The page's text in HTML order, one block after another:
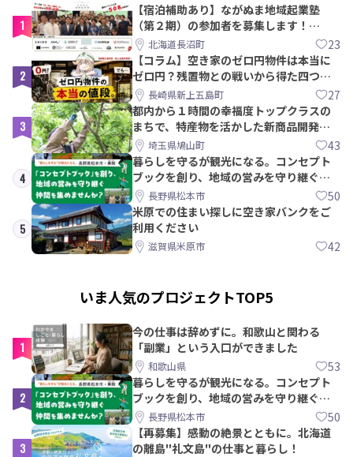
1
【宿泊補助あり】ながぬま地域起業塾
（第２期）の参加者を募集します！
【8/21〆】
北海道長沼町 23
2
【コラム】空き家のゼロ円物件は本当に
ゼロ円？残置物との戦いから得た四つの
教訓｜新上五島町
長崎県新上五島町 27
3
都内から１時間の幸福度トップクラスの
まちで、特産物を活かした新商品開発＆
PRメンバー募集！
埼玉県鳩山町 43
4
暮らしを守るが観光になる。コンセプト
ブックを創り、地域の営みを守り継ぐ仲
間を集めませんか？
長野県松本市 50
5
米原での住まい探しに空き家バンクをご
利用ください
滋賀県米原市 42
いま人気のプロジェクトTOP5
1
今の仕事は辞めずに。和歌山と関わる
「副業」という入口ができました
和歌山県 53
2
暮らしを守るが観光になる。コンセプト
ブックを創り、地域の営みを守り継ぐ仲
間を集めませんか？
長野県松本市 50
3
【再募集】感動の絶景とともに。北海道
の離島"礼文島"の仕事と暮らし！